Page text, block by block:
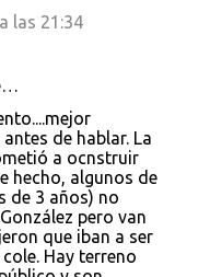
las 21:34
de hablar. La
a ocnstruir
hecho, algunos de
de 3 años) no
pero van
que iban a ser
Hay terreno